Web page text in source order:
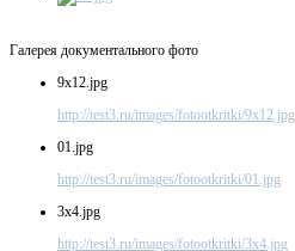
Галерея документального фото
9x12.jpg
http://test3.ru/images/fotootkritki/9x12.jpg
01.jpg
http://test3.ru/images/fotootkritki/01.jpg
3x4.jpg
http://test3.ru/images/fotootkritki/3x4.jpg